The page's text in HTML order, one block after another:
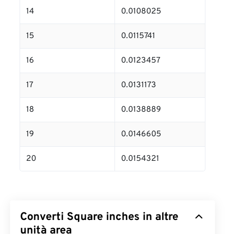
14 0.0108025
15 0.0115741
16 0.0123457
17 0.0131173
18 0.0138889
19 0.0146605
20 0.0154321
Converti Square inches in altre
unità area